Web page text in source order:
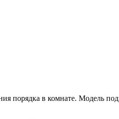
порядка в комнате. Модель